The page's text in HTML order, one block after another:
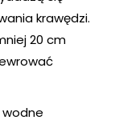
krawędzi.
20 cm